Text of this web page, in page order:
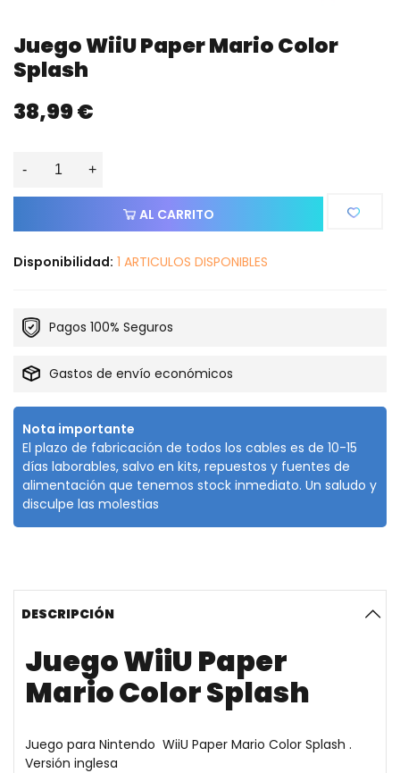
Juego WiiU Paper Mario Color
Splash
38,99 €
- +
AL CARRITO
Disponibilidad: 1 ARTICULOS DISPONIBLES
Pagos 100% Seguros
Gastos de envío económicos
Nota importante
El plazo de fabricación de todos los cables es de 10-15
días laborables, salvo en kits, repuestos y fuentes de
alimentación que tenemos stock inmediato. Un saludo y
disculpe las molestias
DESCRIPCIÓN
Juego WiiU Paper
Mario Color Splash
Juego para Nintendo WiiU Paper Mario Color Splash .
Versión inglesa